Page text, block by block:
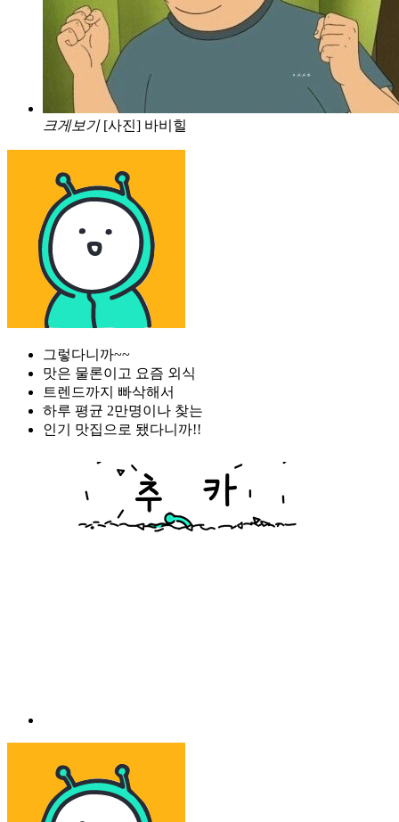
크게보기 [사진] 바비힐
그렇다니까~~
맛은 물론이고 요즘 외식
트렌드까지 빠삭해서
하루 평균 2만명이나 찾는
인기 맛집으로 됐다니까!!